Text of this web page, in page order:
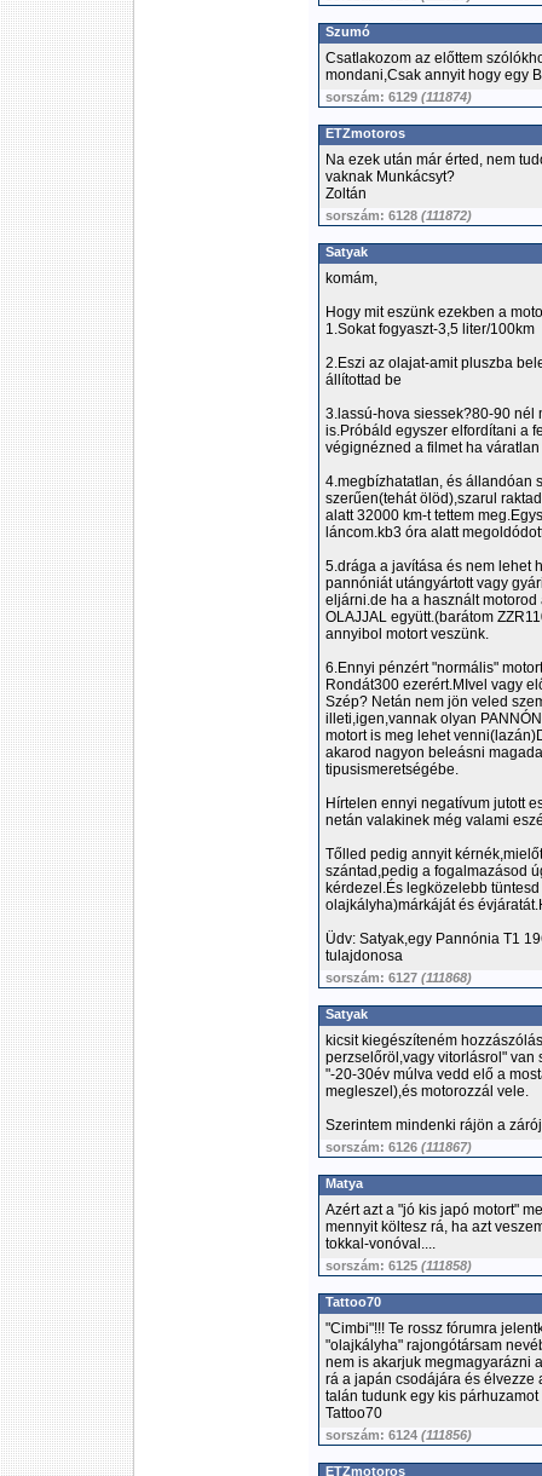
Szumó
Csatlakozom az előttem
mondani,Csak annyit hogy egy
sorszám: 6129 (111874)
ETZmotoros
Na ezek után már érted, nem
vaknak Munkácsyt?
Zoltán
sorszám: 6128 (111872)
Satyak
komám,
Hogy mit eszünk ezekben a
1.Sokat fogyaszt-3,5 liter/100km
2.Eszi az olajat-amit pluszba
állítottad be
3.lassú-hova siessek?80-90 nél
is.Próbáld egyszer elfordítani a
végignézned a filmet ha
4.megbízhatatlan, és állandóan
szerűen(tehát ölöd),szarul
alatt 32000 km-t tettem
láncom.kb3 óra alatt
5.drága a javítása és nem lehet
pannóniát utángyártott vagy
eljárni.de ha a használt
OLAJJAL együtt.(barátom
annyibol motort veszünk.
6.Ennyi pénzért "normális"
Rondát300 ezerért.MIvel vagy
Szép? Netán nem jön veled
illeti,igen,vannak olyan
motort is meg lehet
akarod nagyon beleásni
tipusismeretségébe.
Hírtelen ennyi negatívum jutott
netán valakinek még valami
Tőlled pedig annyit
szántad,pedig a fogalmazásod
kérdezel.És legközelebb
olajkályha)márkáját és
Üdv: Satyak,egy Pannónia T1
tulajdonosa
sorszám: 6127 (111868)
Satyak
kicsit kiegészíteném
perzselőröl,vagy vitorlásrol" van
"-20-30év múlva vedd elő a
megleszel),és motorozzál vele.
Szerintem mindenki rájön a
sorszám: 6126 (111867)
Matya
Azért azt a "jó kis japó motort"
mennyit költesz rá, ha azt
tokkal-vonóval....
sorszám: 6125 (111858)
Tattoo70
"Cimbi"!!! Te rossz fórumra
"olajkályha" rajongótársam
nem is akarjuk megmagyarázni
rá a japán csodájára és élvezze
talán tudunk egy kis
Tattoo70
sorszám: 6124 (111856)
ETZmotoros